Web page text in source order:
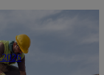
2026